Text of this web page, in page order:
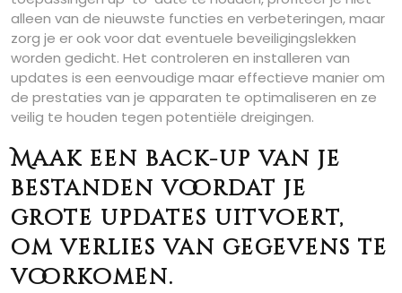
alleen van de nieuwste functies en verbeteringen, maar
zorg je er ook voor dat eventuele beveiligingslekken
worden gedicht. Het controleren en installeren van
updates is een eenvoudige maar effectieve manier om
de prestaties van je apparaten te optimaliseren en ze
veilig te houden tegen potentiële dreigingen.
Maak een back-up van je
bestanden voordat je
grote updates uitvoert,
om verlies van gegevens te
voorkomen.